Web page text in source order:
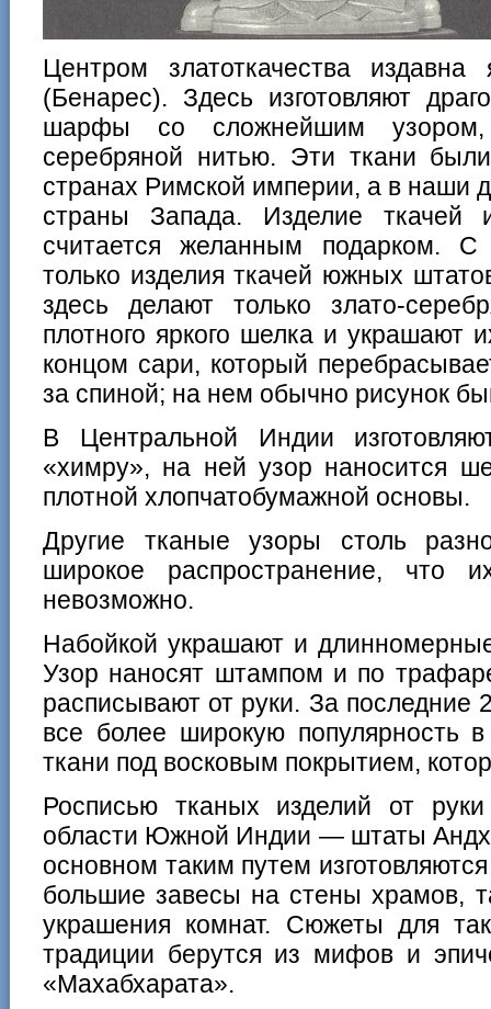
Центром златоткачества издавна
(Бенарес). Здесь изготовляют
шарфы со сложнейшим
серебряной нитью. Эти ткани
странах Римской империи, а в наши
страны Запада. Изделие
считается желанным подарком. С
только изделия ткачей южных
здесь делают только злато-
плотного яркого шелка и украшают
концом сари, который
за спиной; на нем обычно рисунок
В Центральной Индии
«химру», на ней узор наносится
плотной хлопчатобумажной основы.
Другие тканые узоры столь
широкое распространение, что
невозможно.
Набойкой украшают и
Узор наносят штампом и по
расписывают от руки. За последние
все более широкую популярность
ткани под восковым покрытием,
Росписью тканых изделий от
области Южной Индии — штаты
основном таким путем
большие завесы на стены храмов,
украшения комнат. Сюжеты для
традиции берутся из мифов и
«Махабхарата».